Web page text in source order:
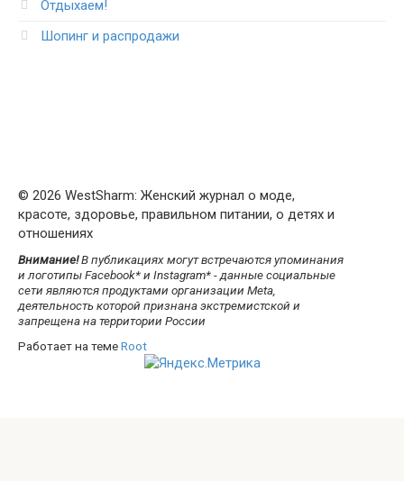
Отдыхаем!
Шопинг и распродажи
© 2026 WestSharm: Женский журнал о моде,
красоте, здоровье, правильном питании, о детях и
отношениях
Внимание!В публикациях могут встречаются упоминания
и логотипы Facebook* и Instagram* - данные социальные
сети являются продуктами организации Meta,
деятельность которой признана экстремистской и
запрещена на территории России
Работает на темеRoot